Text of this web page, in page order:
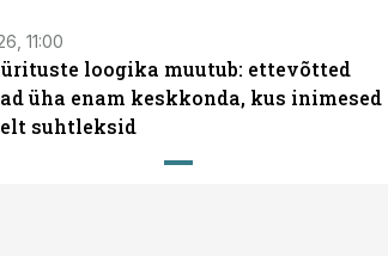
11:00
loogika muutub: ettevõtted
üha enam keskkonda, kus inimesed
suhtleksid